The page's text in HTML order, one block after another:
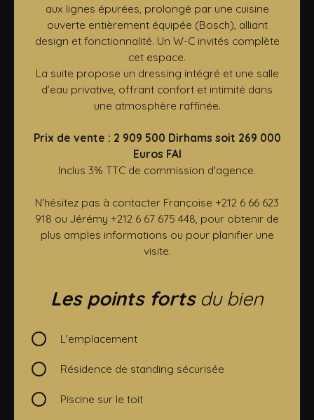
aux lignes épurées, prolongé par une cuisine
ouverte entièrement équipée (Bosch), alliant
design et fonctionnalité. Un W-C invités complète
cet espace.
La suite propose un dressing intégré et une salle
d’eau privative, offrant confort et intimité dans
une atmosphère raffinée.
Prix de vente : 2 909 500 Dirhams soit 269 000
Euros FAI
Inclus 3% TTC de commission d'agence.
N'hésitez pas à contacter Françoise +212 6 66 623
918 ou Jérémy +212 6 67 675 448, pour obtenir de
plus amples informations ou pour planifier une
visite.
Les points fortsdu bien
L'emplacement
Résidence de standing sécurisée
Piscine sur le toit